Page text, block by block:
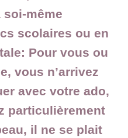
soi-même
scolaires ou en
Pour vous ou
vous n’arrivez
avec votre ado,
particulièrement
il ne se plait